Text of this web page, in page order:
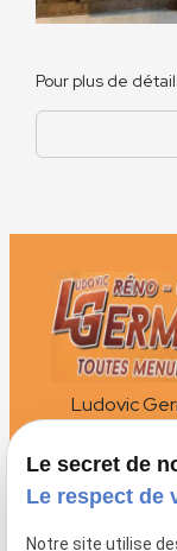
Pour plus de
Ludovic
Le secret de
Le respect de
Notre site utilise